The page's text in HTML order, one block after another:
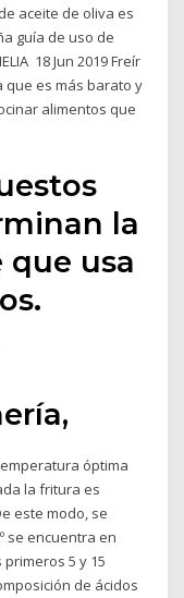
aceite de oliva es
guía de uso de
18 Jun 2019 Freír
que es más barato y
alimentos que
la
usa
óptima
la fritura es
este modo, se
se encuentra en
5 y 15
de ácidos